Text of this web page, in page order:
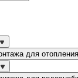
для отопления